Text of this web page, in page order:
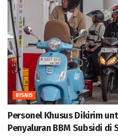
BISNIS
Personel Khusus Dikirim
Penyaluran BBM Subsidi di